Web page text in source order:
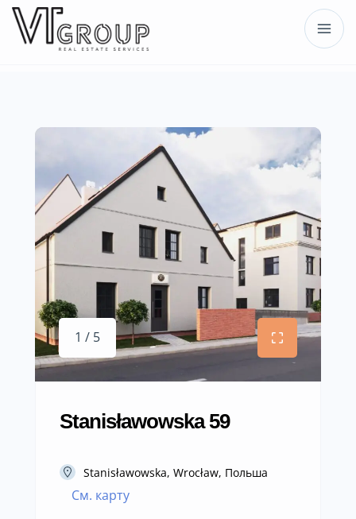
1 / 5
Stanisławowska 59
Stanisławowska, Wrocław, Польша
См. карту